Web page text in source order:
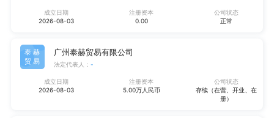
成立日期
2026-08-03
注册资本
0.00
公司状态
正常
泰赫
贸易
广州泰赫贸易有限公司
法定代表人： -
成立日期
2026-08-03
注册资本
5.00万人民币
公司状态
存续（在营、开业、在
册）